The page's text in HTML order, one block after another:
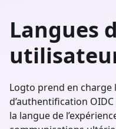
Langues
Logto prend en
d’authentification OIDC
la langue de